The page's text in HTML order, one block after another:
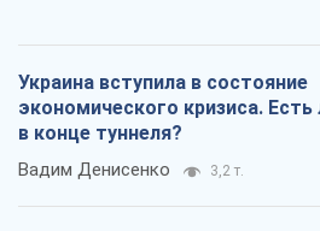
Украина вступила в состояние
экономического кризиса. Есть
в конце туннеля?
Вадим Денисенко 3,2 т.